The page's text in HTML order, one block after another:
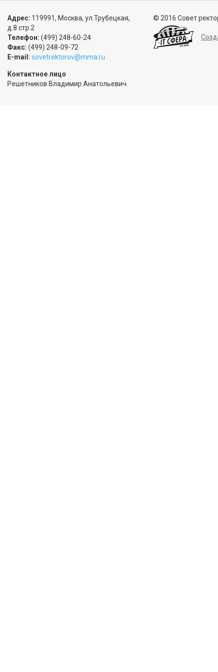
Адрес: 119991, Москва, ул.Трубецкая,
д.8 стр.2
Телефон: (499) 248-60-24
Факс: (499) 248-09-72
E-mail: sovetrektorov@mma.ru
Контактное лицо
Решетников Владимир Анатольевич
© 2016 Совет